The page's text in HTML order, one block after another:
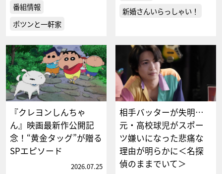
番組情報
ポツンと一軒家
新婚さんいらっしゃい！
『クレヨンしんちゃ
ん』映画最新作公開記
念！“黄金タッグ”が贈る
SPエピソード
2026.07.25
相手バッターが失明…
元・高校球児がスポー
ツ嫌いになった悲痛な
理由が明らかに＜名探
偵のままでいて＞